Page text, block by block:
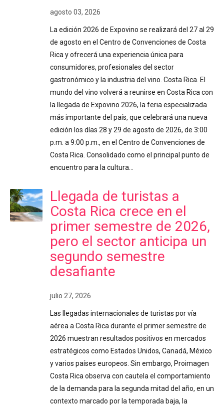
agosto 03, 2026
La edición 2026 de Expovino se realizará del 27 al 29
de agosto en el Centro de Convenciones de Costa
Rica y ofrecerá una experiencia única para
consumidores, profesionales del sector
gastronómico y la industria del vino. Costa Rica. El
mundo del vino volverá a reunirse en Costa Rica con
la llegada de Expovino 2026, la feria especializada
más importante del país, que celebrará una nueva
edición los días 28 y 29 de agosto de 2026, de 3:00
p.m. a 9:00 p.m., en el Centro de Convenciones de
Costa Rica. Consolidado como el principal punto de
encuentro para la cultura…
Llegada de turistas a
Costa Rica crece en el
primer semestre de 2026,
pero el sector anticipa un
segundo semestre
desafiante
julio 27, 2026
Las llegadas internacionales de turistas por vía
aérea a Costa Rica durante el primer semestre de
2026 muestran resultados positivos en mercados
estratégicos como Estados Unidos, Canadá, México
y varios países europeos. Sin embargo, Proimagen
Costa Rica observa con cautela el comportamiento
de la demanda para la segunda mitad del año, en un
contexto marcado por la temporada baja, la